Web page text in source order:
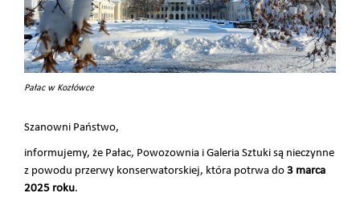
Pałac w Kozłówce
Szanowni Państwo,
informujemy, że Pałac, Powozownia i Galeria Sztuki są nieczynne
z powodu przerwy konserwatorskiej, która potrwa do 3 marca
2025 roku.